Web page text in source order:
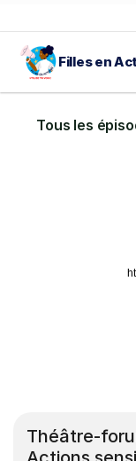
Filles en
Tous les
Théâtre-